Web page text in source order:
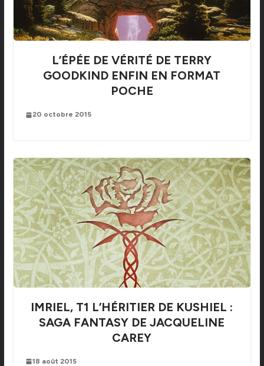
L’ÉPÉE DE VÉRITÉ DE TERRY
GOODKIND ENFIN EN FORMAT
POCHE
20 octobre 2015
IMRIEL, T1 L’HÉRITIER DE KUSHIEL :
SAGA FANTASY DE JACQUELINE
CAREY
18 août 2015